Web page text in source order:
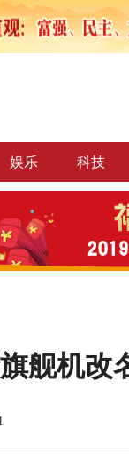
娱乐 科技
舰机改